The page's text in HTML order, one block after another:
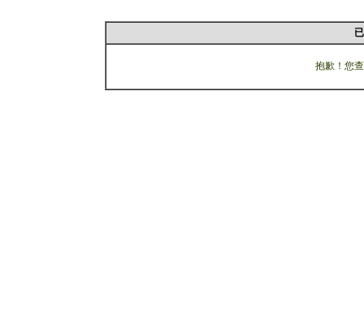
抱歉！您